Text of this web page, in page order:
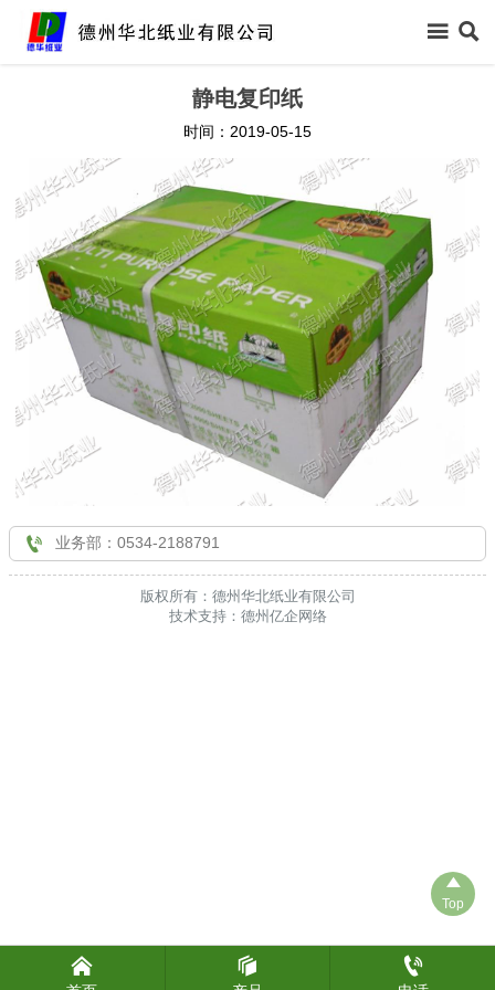
 
静电复印纸
时间：2019-05-15
 业务部：0534-2188791
版权所有：德州华北纸业有限公司
技术支持：德州亿企网络
  

 信息公开
产品中心
领导关怀

 客户反馈
 联系我们

Top